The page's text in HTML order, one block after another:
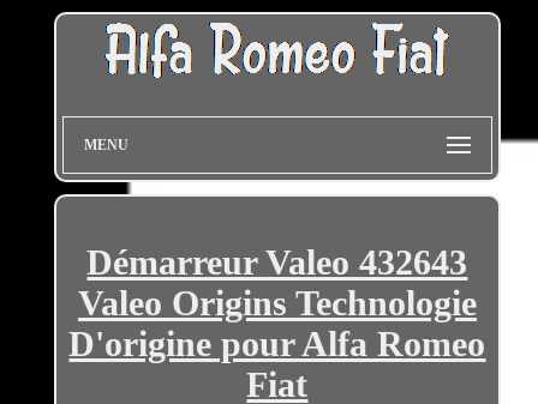
MENU
Démarreur Valeo 432643
Valeo Origins Technologie
D'origine pour Alfa Romeo
Fiat